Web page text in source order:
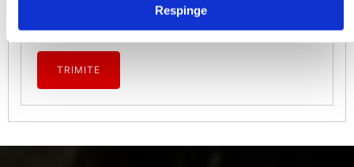
Respinge
Salvează-mi numele, emailul și site-ul web în acest
navigator pentru data viitoare când o să comentez.